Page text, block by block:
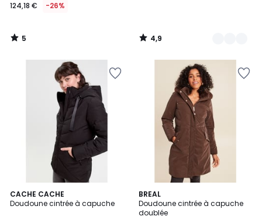
124,18 € -26%
5
/
4,9
/
CACHE CACHE
Doudoune cintrée à capuche
BREAL
Doudoune cintrée à capuche
doublée